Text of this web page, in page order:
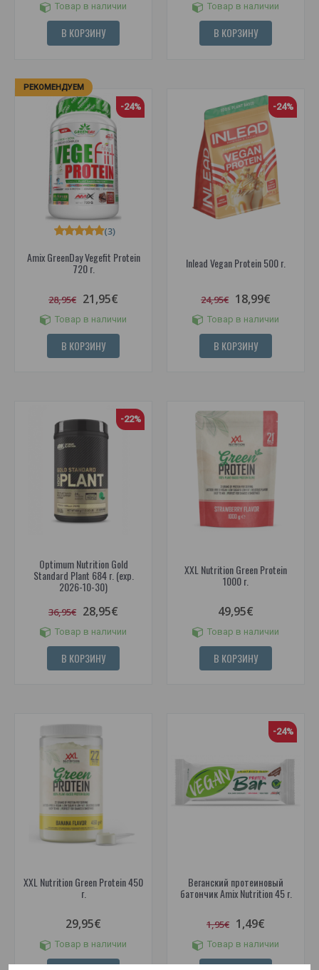
Товар в наличии
В КОРЗИНУ
Товар в наличии
В КОРЗИНУ
РЕКОМЕНДУЕМ
-24%
Amix GreenDay Vegefit Protein
720 г.
(3)
28,95€ 21,95€
Товар в наличии
В КОРЗИНУ
-24%
Inlead Vegan Protein 500 г.
24,95€ 18,99€
Товар в наличии
В КОРЗИНУ
-22%
Optimum Nutrition Gold
Standard Plant 684 г. (exp.
2026-10-30)
36,95€ 28,95€
Товар в наличии
В КОРЗИНУ
XXL Nutrition Green Protein
1000 г.
49,95€
Товар в наличии
В КОРЗИНУ
XXL Nutrition Green Protein 450
г.
29,95€
Товар в наличии
-24%
Веганский протеиновый
батончик Amix Nutrition 45 г.
1,95€ 1,49€
Товар в наличии